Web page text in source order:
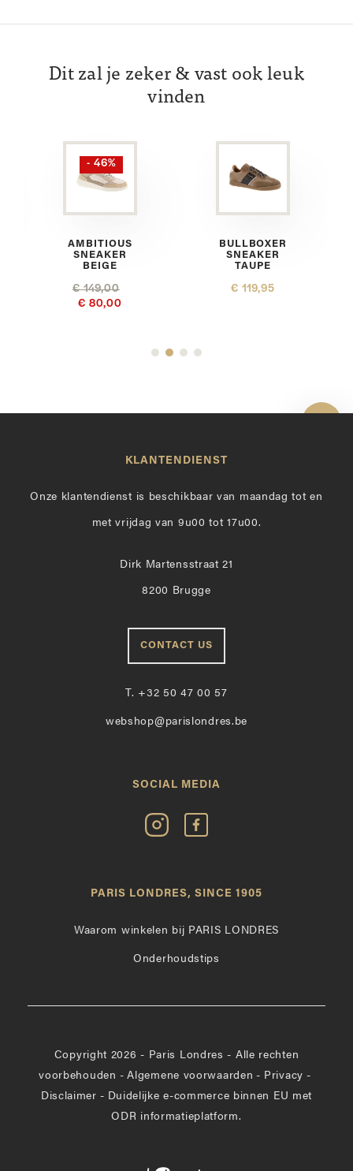
Dit zal je zeker & vast ook leuk
vinden
- 46%
AMBITIOUS
SNEAKER
BEIGE
€ 149,00
€ 80,00
BULLBOXER
SNEAKER
TAUPE
€ 119,95
KLANTENDIENST
Onze klantendienst is beschikbaar van maandag tot en
met vrijdag van 9u00 tot 17u00.
Dirk Martensstraat 21
8200 Brugge
CONTACT US
T. +32 50 47 00 57
webshop@parislondres.be
SOCIAL MEDIA
Volg
Paris
Instagram
Vind
op
PARIS LONDRES, SINCE 1905
Waarom winkelen bij PARIS LONDRES
Onderhoudstips
Copyright 2026 - Paris Londres - Alle rechten
voorbehouden - Algemene voorwaarden - Privacy -
Disclaimer - Duidelijke e-commerce binnen EU met
ODR informatieplatform.